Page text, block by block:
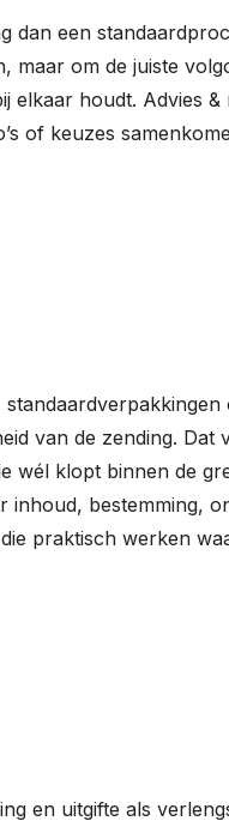
dan een
maar om de juiste
elkaar houdt. Advies
of keuzes
van de zending. Dat
wél klopt binnen de
inhoud, bestemming,
praktisch werken
en uitgifte als